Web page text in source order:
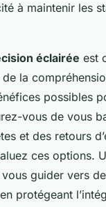
à maintenir les
éclairée est
de la
possibles
vous de vous
et des retours
ces options.
guider vers
protégeant